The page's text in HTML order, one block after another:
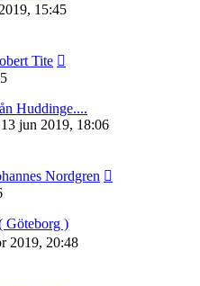
15:45
Tite
Huddinge....
jun 2019, 18:06
Nordgren
Göteborg )
2019, 20:48